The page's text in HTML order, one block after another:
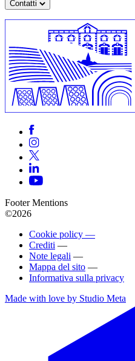
Contatti
Footer Mentions
©2026
Cookie policy —
Crediti —
Note legali —
Mappa del sito —
Informativa sulla privacy
Made with love by Studio Meta